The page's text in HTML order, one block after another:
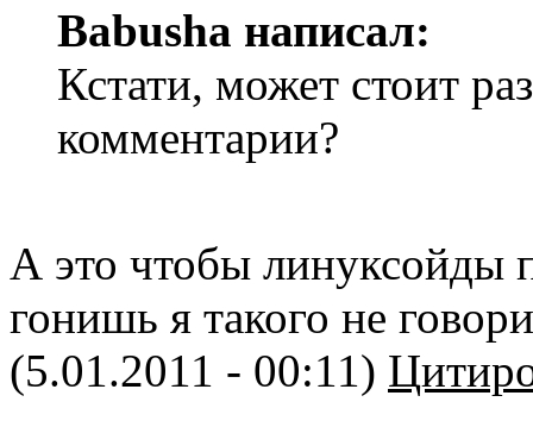
Babusha написал:
Кстати, может стоит
комментарии?
А это чтобы линуксойды
гонишь я такого не
(5.01.2011 - 00:11)